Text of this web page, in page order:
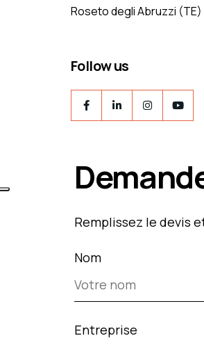
Roseto degli Abruzzi (TE)
Follow us
Remplissez le devis
Nom
Entreprise